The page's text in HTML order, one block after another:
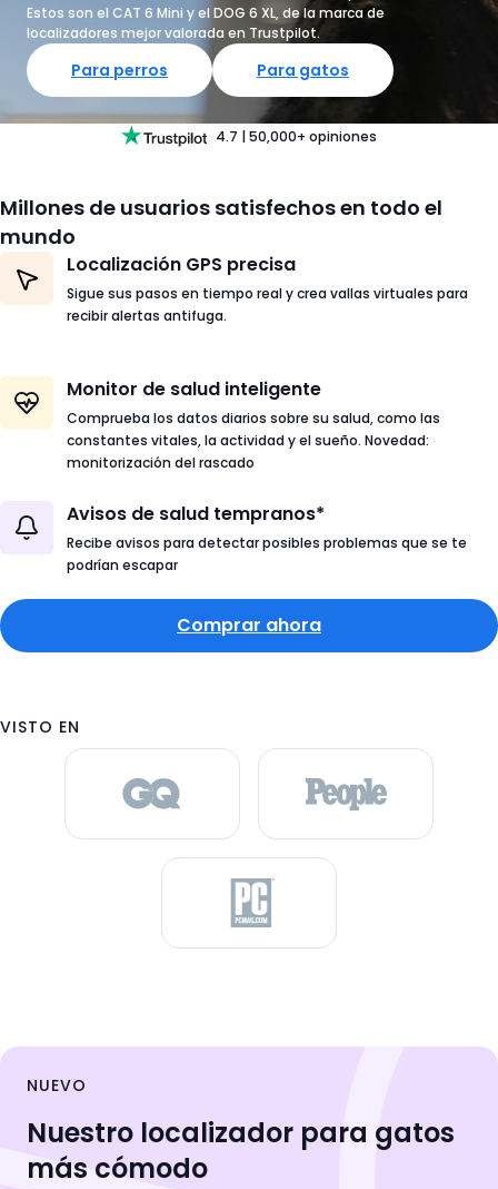
Estos son el CAT 6 Mini y el DOG 6 XL, de la marca de
localizadores mejor valorada en Trustpilot.
Para perros Para gatos
4.7 |50,000+ opiniones
Millones de usuarios satisfechos en todo el
mundo
Localización GPS precisa
Sigue sus pasos en tiempo real y crea vallas virtuales para
recibir alertas antifuga.
Monitor de salud inteligente
Comprueba los datos diarios sobre su salud, como las
constantes vitales, la actividad y el sueño. Novedad:
monitorización del rascado
Avisos de salud tempranos*
Recibe avisos para detectar posibles problemas que se te
podrían escapar
Comprar ahora
VISTO EN
NUEVO
Nuestro localizador para gatos
más cómodo